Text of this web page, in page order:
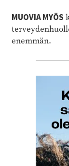
MUOVIA MYÖS
enemmän.